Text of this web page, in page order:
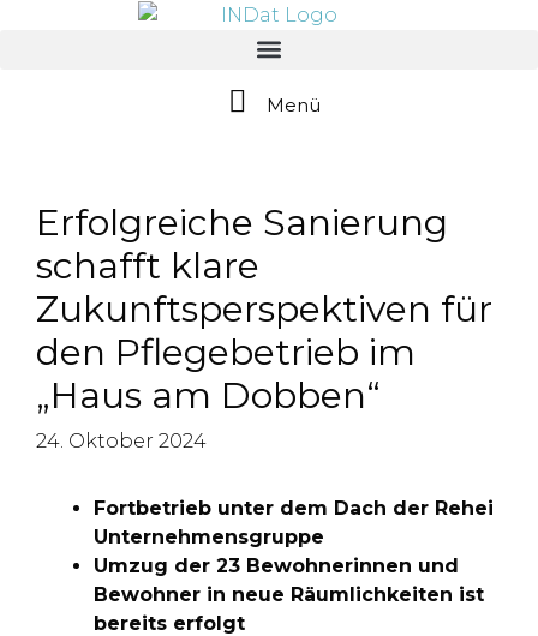
Menü
Erfolgreiche Sanierung
schafft klare
Zukunftsperspektiven für
den Pflegebetrieb im
„Haus am Dobben“
24. Oktober 2024
Fortbetrieb unter dem Dach der Rehei
Unternehmensgruppe
Umzug der 23 Bewohnerinnen und
Bewohner in neue Räumlichkeiten ist
bereits erfolgt